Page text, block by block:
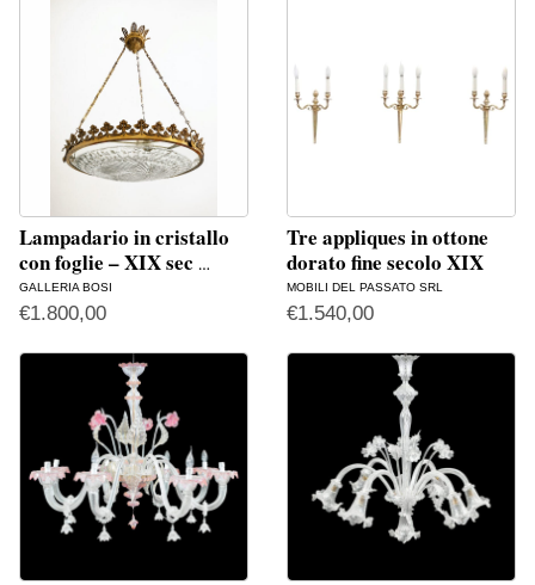
Lampadario in cristallo
con foglie – XIX sec …
GALLERIA BOSI
€1.800,00
Tre appliques in ottone
dorato fine secolo XIX
MOBILI DEL PASSATO SRL
€1.540,00